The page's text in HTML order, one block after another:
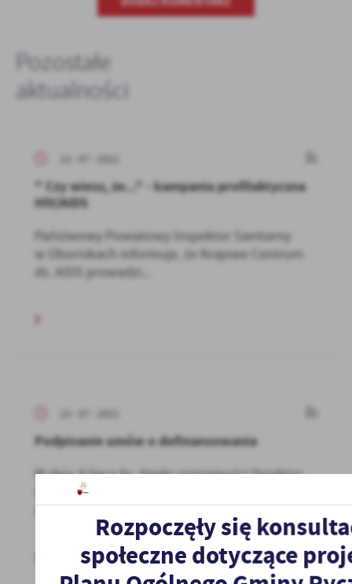
Pozostałe
aktualności
" Czy wiesz, że..." - kampania profilaktyczna
HIV/AIDS
Państwowy Powiatowy Inspektor Sanitarny
w Obornikach informuje, że Krajowe Centrum
ds. AIDS prowadzi...
Podpisanie umów o dofinansowania
W dniu 9 lipca br. dzięki uprzejmości Dyrektor
Gminnego Ośrodka Kultury w Ryczywole Pani
Anny Nowickiej...
Rozpoczęły się
społeczne dotyczące